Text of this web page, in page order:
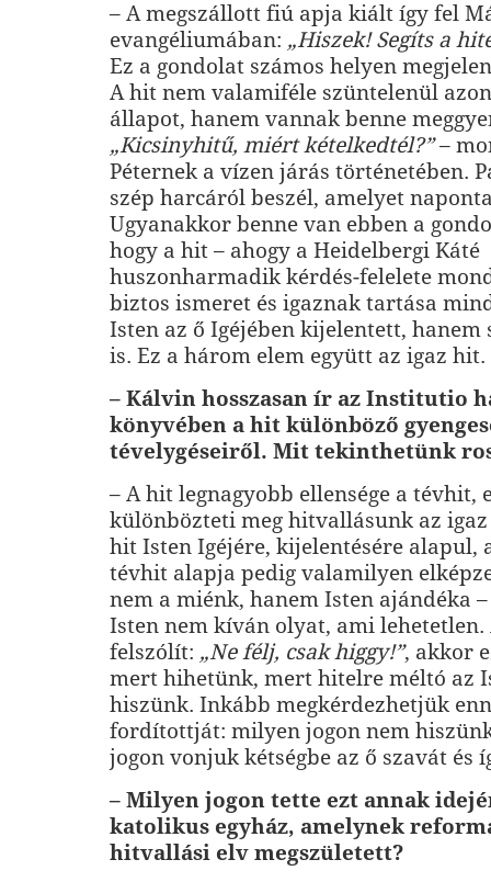
– A megszállott fiú apja kiált így fel
evangéliumában: „Hiszek! Segíts a
Ez a gondolat számos helyen
A hit nem valamiféle szüntelenül
állapot, hanem vannak benne
„Kicsinyhitű, miért kételkedtél?”–
Péternek a vízen járás történetében.
szép harcáról beszél, amelyet
Ugyanakkor benne van ebben a
hogy a hit – ahogy a Heidelbergi Káté
huszonharmadik kérdés-felelete
biztos ismeret és igaznak tartása
Isten az ő Igéjében kijelentett,
is. Ez a három elem együtt az igaz hit.
– Kálvin hosszasan ír az Institutio
könyvében a hit különböző
tévelygéseiről. Mit tekinthetünk
– A hit legnagyobb ellensége a tévhit,
különbözteti meg hitvallásunk az
hit Isten Igéjére, kijelentésére alapul,
tévhit alapja pe­dig valamilyen
nem a miénk, hanem Isten ajándéka
Isten nem kí­ván olyat, ami lehetetlen.
felszólít: „Ne félj, csak higgy!”, akkor
mert hihetünk, mert hitelre méltó az
hiszünk. Inkább megkérdezhetjük
fordítottját: milyen jogon nem
jogon vonjuk kétségbe az ő szavát és
– Milyen jogon tette ezt annak
katolikus egyház, amelynek
hitvallási elv megszületett?